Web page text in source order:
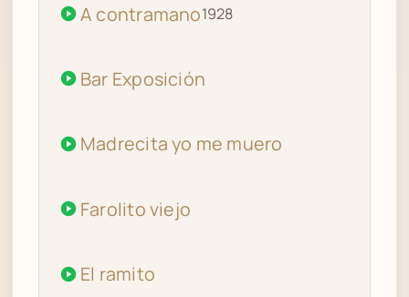
A contramano1928
Bar Exposición
Madrecita yo me muero
Farolito viejo
El ramito